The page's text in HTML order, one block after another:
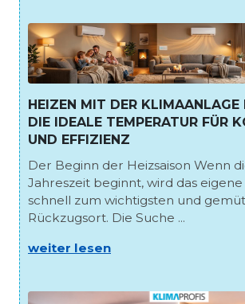
HEIZEN MIT DER
DIE IDEALE TEMPERATUR FÜR
UND EFFIZIENZ
Der Beginn der Heizsaison Wenn
Jahreszeit beginnt, wird das eigene
schnell zum wichtigsten und
Rückzugsort. Die Suche ...
weiter lesen